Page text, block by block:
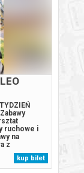
ruchowe i
na
z
Zabawy”
na salę
Obiad
kup bilet